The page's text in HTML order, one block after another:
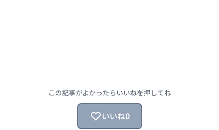
この記事がよかったらいいねを押してね
いいね0